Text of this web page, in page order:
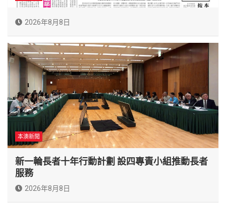
2026年8月8日
本澳新聞
新一輪長者十年行動計劃 設四專責小組推動長者
服務
2026年8月8日